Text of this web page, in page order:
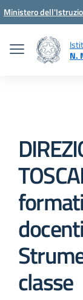
Vai ai contenuti
Vai al menu di
Vai al footer
Ministero
N.
classe